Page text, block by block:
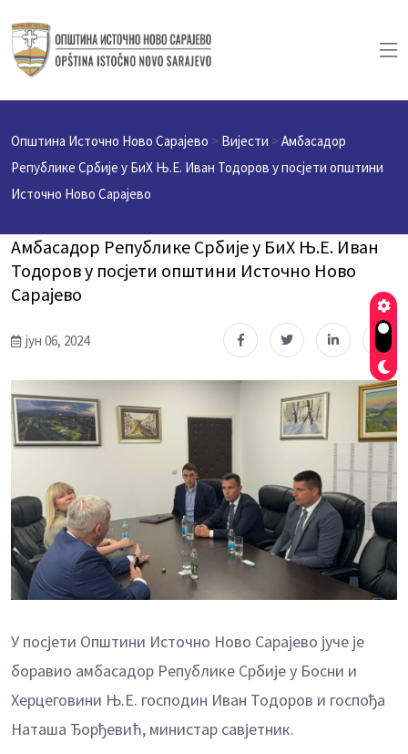
Општина Источно Ново Сарајево > Вијести >Амбасадор
Републике Србије у БиХ Њ.Е. Иван Тодоров у посјети општини
Источно Ново Сарајево
Амбасадор Републике Србије у БиХ Њ.Е. Иван
Тодоров у посјети општини Источно Ново
Сарајево
јун 06, 2024
У посјети Општини Источно Ново Сарајево јуче је
боравио амбасадор Републике Србије у Босни и
Херцеговини Њ.Е. господин Иван Тодоров и госпођа
Наташа Ђорђевић, министар савјетник.